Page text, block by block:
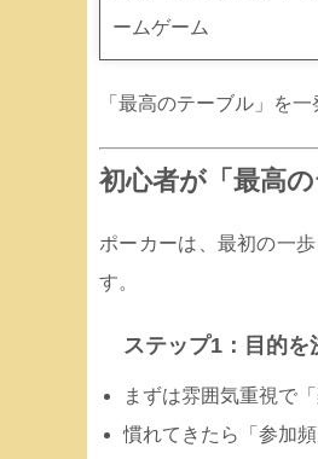
ームゲーム
「最高のテーブル」を
初心者が「最高
ポーカーは、最初の一
す。
ステップ1：目的を
まずは雰囲気重視で
慣れてきたら「参加